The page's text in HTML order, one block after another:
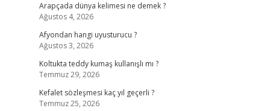
Arapçada dünya kelimesi ne demek ?
Ağustos 4, 2026
Afyondan hangi uyusturucu ?
Ağustos 3, 2026
Koltukta teddy kumaş kullanışlı mı ?
Temmuz 29, 2026
Kefalet sözleşmesi kaç yıl geçerli ?
Temmuz 25, 2026